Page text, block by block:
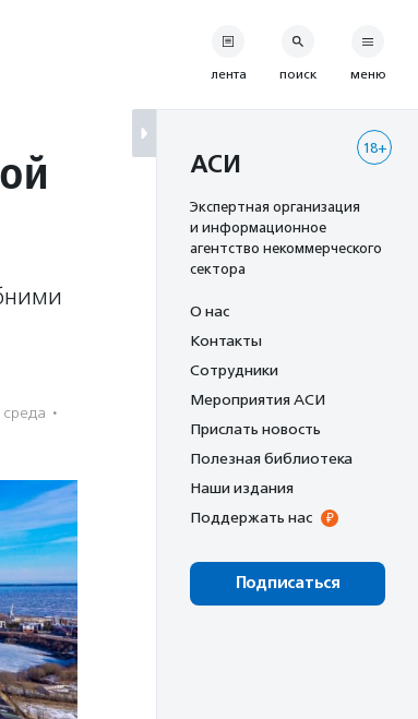
·
лента поиск меню
18+
АСИ
Экспертная организация
и информационное
агентство некоммерческого
сектора
О нас
Контакты
Сотрудники
Мероприятия АСИ
Прислать новость
Полезная библиотека
Наши издания
Поддержать нас
Подписаться